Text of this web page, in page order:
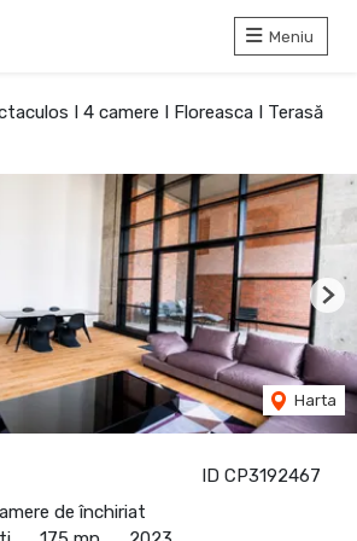
Meniu
I 4 camere I Floreasca I Terasă
ID CP3192467
de închiriat
Harta